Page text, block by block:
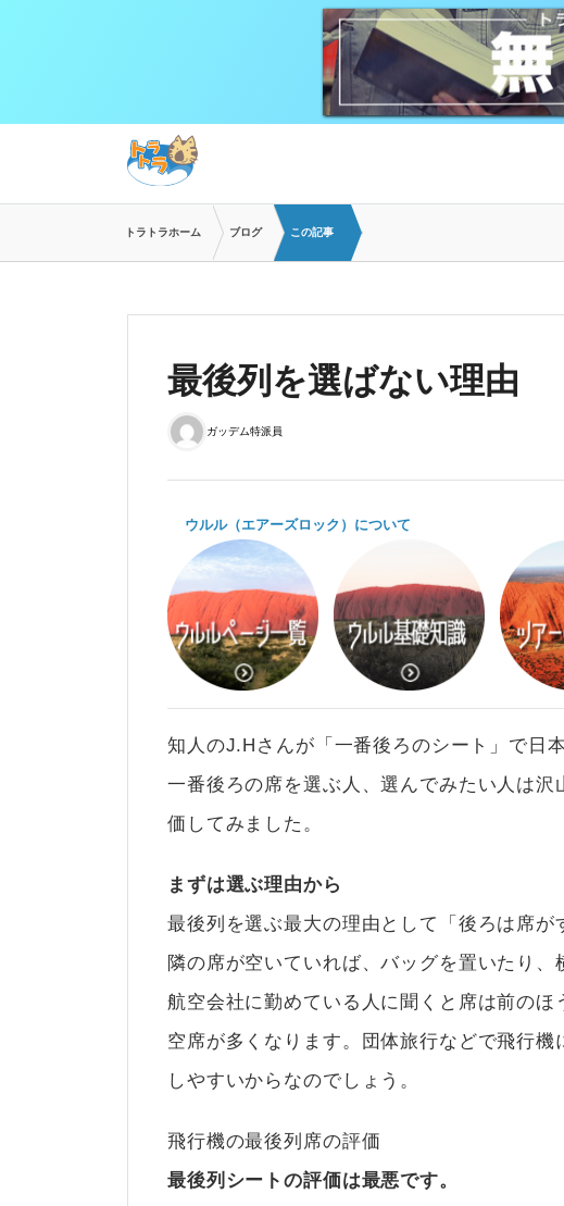
トラトラホーム ブログ この記事
最後列を選ばない理由
ガッデム特派員
ウルル（エアーズロック）について
知人のJ.Hさんが「一番後ろのシート」で日
一番後ろの席を選ぶ人、選んでみたい人は
価してみました。
まずは選ぶ理由から
最後列を選ぶ最大の理由として「後ろは席が
隣の席が空いていれば、バッグを置いたり
航空会社に勤めている人に聞くと席は前の
空席が多くなります。団体旅行などで飛行
しやすいからなのでしょう。
飛行機の最後列席の評価
最後列シートの評価は最悪です。